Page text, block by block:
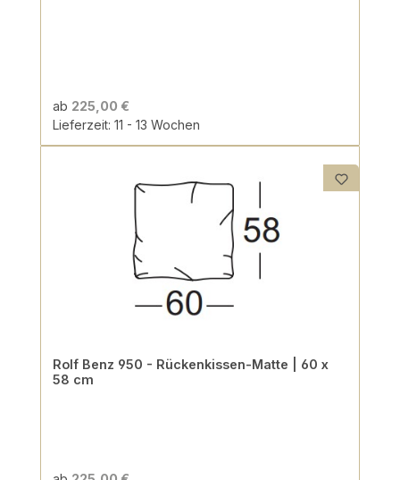
ab 225,00 €
Lieferzeit: 11 - 13 Wochen
Rolf Benz 950 - Rückenkissen-Matte | 60 x
58 cm